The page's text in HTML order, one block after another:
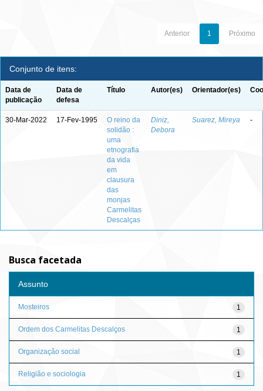
Anterior 1 Próximo
Conjunto de itens:
Data de
publicação
Data de
defesa
Título Autor(es) Orientador(es)
30-Mar-2022 17-Fev-1995
O reino da
solidão :
uma
etnografia
da vida
em
clausura
das
monjas
Carmelitas
Descalças
Diniz,
Debora
Suarez, Mireya -
Busca facetada
Assunto
1
Mosteiros
1
Ordem dos Carmelitas Descalços
1
Organização social
1
Religião e sociologia